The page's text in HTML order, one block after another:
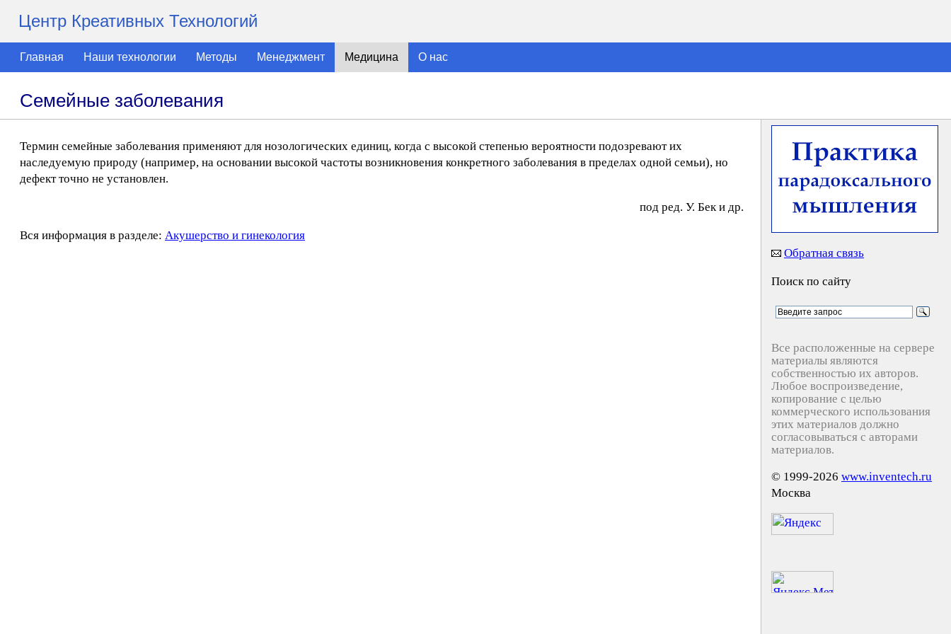
Центр Креативных Технологий
Главная Наши технологии Методы Менеджмент Медицина О нас
Семейные заболевания
Термин семейные заболевания применяют для нозологических единиц, когда с высокой степенью вероятности подозревают их
наследуемую природу (например, на основании высокой частоты возникновения конкретного заболевания в пределах одной семьи), но
дефект точно не установлен.
под ред. У. Бeк и др.
Вся информация в разделе: Акушерство и гинекология
Обратная связь
Поиск по сайту
Все расположенные на сервере
материалы являются
собственностью их авторов.
Любое воспроизведение,
копирование с целью
коммерческого использования
этих материалов должно
согласовываться с авторами
материалов.
© 1999-2026 www.inventech.ru
Москва